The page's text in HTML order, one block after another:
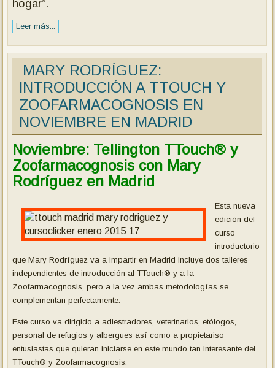
hogar”.
Leer más...
MARY RODRÍGUEZ:
INTRODUCCIÓN A TTOUCH Y
ZOOFARMACOGNOSIS EN
NOVIEMBRE EN MADRID
Noviembre: Tellington TTouch® y
Zoofarmacognosis con Mary
Rodríguez en Madrid
Esta nueva
edición del
curso
introductorio
que Mary Rodríguez va a impartir en Madrid incluye dos talleres
independientes de introducción al TTouch® y a la
Zoofarmacognosis, pero a la vez ambas metodologías se
complementan perfectamente.
Este curso va dirigido a adiestradores, veterinarios, etólogos,
personal de refugios y albergues así como a propietariso
entusiastas que quieran iniciarse en este mundo tan interesante del
TTouch® y Zoofarmacognosis.